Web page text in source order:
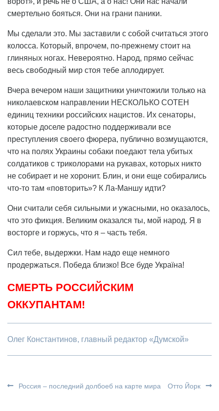
смертельно бояться. Они на грани паники.
Мы сделали это. Мы заставили с собой считаться этого
колосса. Который, впрочем, по-прежнему стоит на
глиняных ногах. Невероятно. Народ, прямо сейчас
весь свободный мир стоя тебе аплодирует.
Вчера вечером наши защитники уничтожили только на
николаевском направлении НЕСКОЛЬКО СОТЕН
единиц техники российских нацистов. Их сенаторы,
которые доселе радостно поддерживали все
преступления своего фюрера, публично возмущаются,
что на полях Украины собаки поедают тела убитых
солдатиков с триколорами на рукавах, которых никто
не собирает и не хоронит. Блин, и они еще собирались
что-то там «повторить»? К Ла-Маншу идти?
Они считали себя сильными и ужасными, но оказалось,
что это фикция. Великим оказался ты, мой народ. Я в
восторге и горжусь, что я – часть тебя.
Сил тебе, выдержки. Нам надо еще немного
продержаться. Победа близко! Все буде Україна!
СМЕРТЬ РОССИЙСКИМ
ОККУПАНТАМ!
Олег Константинов, главный редактор «Думской»
Россия – последний долбоеб на карте мира Отто Йорк